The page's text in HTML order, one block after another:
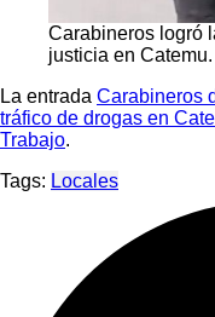
Carabineros logró
justicia en Catemu.
La entrada Carabineros
tráfico de drogas en
Trabajo.
Tags: Locales